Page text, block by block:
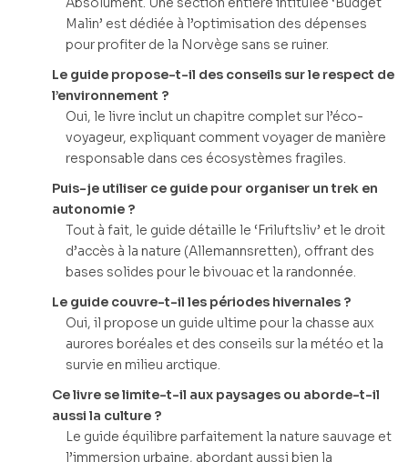
Malin’ est dédiée à l’optimisation des dépenses
pour profiter de la Norvège sans se ruiner.
Le guide propose-t-il des conseils sur le respect de
l’environnement ?
Oui, le livre inclut un chapitre complet sur l’éco-
voyageur, expliquant comment voyager de manière
responsable dans ces écosystèmes fragiles.
Puis-je utiliser ce guide pour organiser un trek en
autonomie ?
Tout à fait, le guide détaille le ‘Friluftsliv’ et le droit
d’accès à la nature (Allemannsretten), offrant des
bases solides pour le bivouac et la randonnée.
Le guide couvre-t-il les périodes hivernales ?
Oui, il propose un guide ultime pour la chasse aux
aurores boréales et des conseils sur la météo et la
survie en milieu arctique.
Ce livre se limite-t-il aux paysages ou aborde-t-il
aussi la culture ?
Le guide équilibre parfaitement la nature sauvage et
l’immersion urbaine, abordant aussi bien la